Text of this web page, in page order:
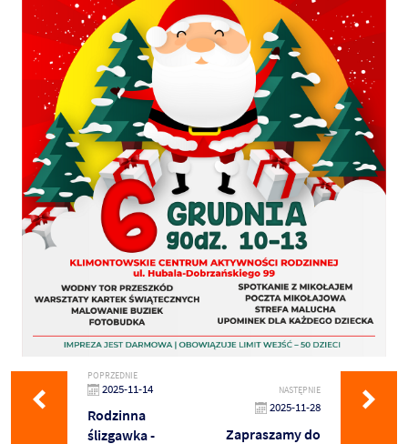
POPRZEDNIE
2025-11-14
Rodzinna
ślizgawka -
NASTĘPNIE
2025-11-28
Zapraszamy do